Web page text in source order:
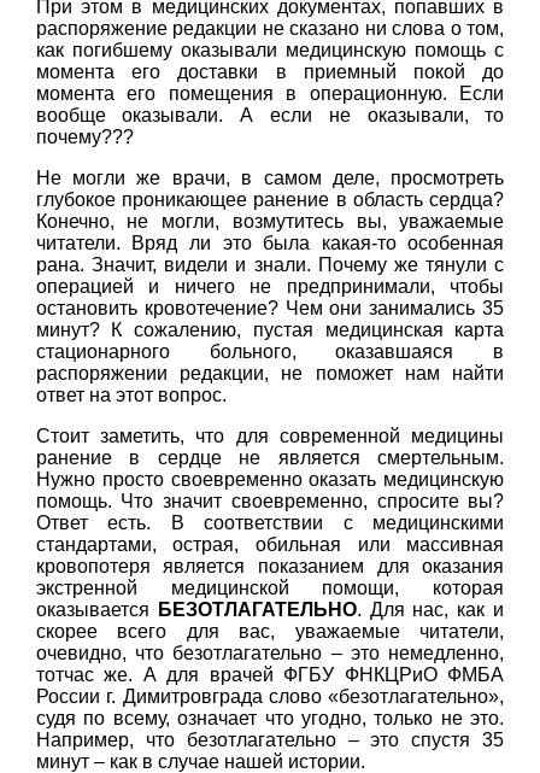
При этом в медицинских документах, попавших в
распоряжение редакции не сказано ни слова о том,
как погибшему оказывали медицинскую помощь с
момента его доставки в приемный покой до
момента его помещения в операционную. Если
вообще оказывали. А если не оказывали, то
почему???
Не могли же врачи, в самом деле, просмотреть
глубокое проникающее ранение в область сердца?
Конечно, не могли, возмутитесь вы, уважаемые
читатели. Вряд ли это была какая-то особенная
рана. Значит, видели и знали. Почему же тянули с
операцией и ничего не предпринимали, чтобы
остановить кровотечение? Чем они занимались 35
минут? К сожалению, пустая медицинская карта
стационарного больного, оказавшаяся в
распоряжении редакции, не поможет нам найти
ответ на этот вопрос.
Стоит заметить, что для современной медицины
ранение в сердце не является смертельным.
Нужно просто своевременно оказать медицинскую
помощь. Что значит своевременно, спросите вы?
Ответ есть. В соответствии с медицинскими
стандартами, острая, обильная или массивная
кровопотеря является показанием для оказания
экстренной медицинской помощи, которая
оказывается
БЕЗОТЛАГАТЕЛЬНО. Для нас, как и
скорее всего для вас, уважаемые читатели,
очевидно, что безотлагательно – это немедленно,
тотчас же. А для врачей ФГБУ ФНКЦРиО ФМБА
России г. Димитровграда слово «безотлагательно»,
судя по всему, означает что угодно, только не это.
Например, что безотлагательно – это спустя 35
минут – как в случае нашей истории.